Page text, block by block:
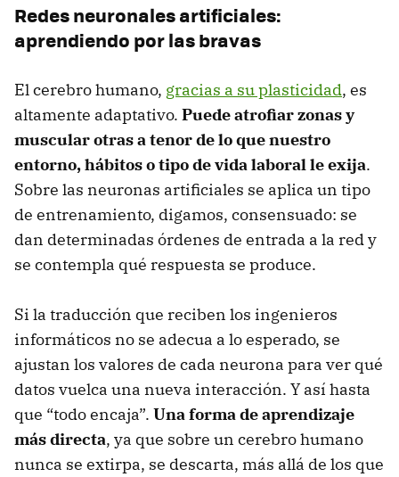
Redes neuronales artificiales:
aprendiendo por las bravas
El cerebro humano, gracias a su plasticidad, es
altamente adaptativo. Puede atrofiar zonas y
muscular otras a tenor de lo que nuestro
entorno, hábitos o tipo de vida laboral le exija.
Sobre las neuronas artificiales se aplica un tipo
de entrenamiento, digamos, consensuado: se
dan determinadas órdenes de entrada a la red y
se contempla qué respuesta se produce.
Si la traducción que reciben los ingenieros
informáticos no se adecua a lo esperado, se
ajustan los valores de cada neurona para ver qué
datos vuelca una nueva interacción. Y así hasta
que “todo encaja”. Una forma de aprendizaje
más directa, ya que sobre un cerebro humano
nunca se extirpa, se descarta, más allá de los que